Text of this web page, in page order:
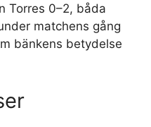
Torres 0–2, båda
matchens gång
bänkens betydelse